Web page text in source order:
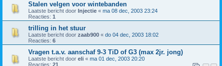
Stalen velgen voor wintebanden
Laatste bericht door Injectie « ma 08 dec, 2003 23:24
Reacties: 1
trilling in het stuur
Laatste bericht door zaab900 « do 04 dec, 2003 18:02
Reacties: 6
Vragen t.a.v. aanschaf 9-3 TiD of G3 (max 2jr. jong)
Laatste bericht door eli « ma 01 dec, 2003 20:20
Reacties: 21